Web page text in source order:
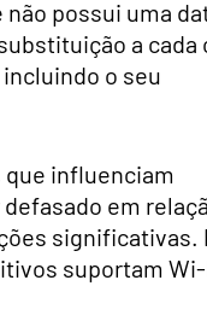
possui uma
a cada
o seu
influenciam
em
significativas.
suportam